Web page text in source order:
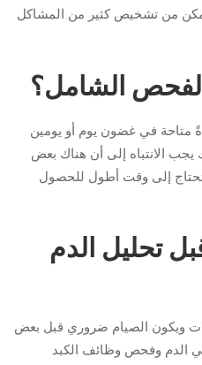
من تشخيص كثير من المشاكل
الشامل؟
متاحة في غضون يوم أو يومين
الانتباه إلى أن هناك بعض
تحتاج إلى وقت أطول للحصول
تحليل الدم
ويكون الصيام ضروري قبل بعض
الدم وفحص وظائف الكبد